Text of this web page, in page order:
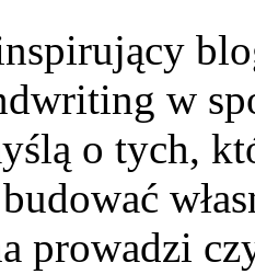
w
o tych,
prowadzi